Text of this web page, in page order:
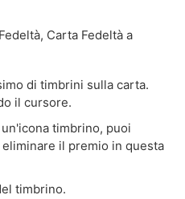
Carta Fedeltà a
di timbrini sulla carta.
il cursore.
timbrino, puoi
il premio in questa
timbrino.